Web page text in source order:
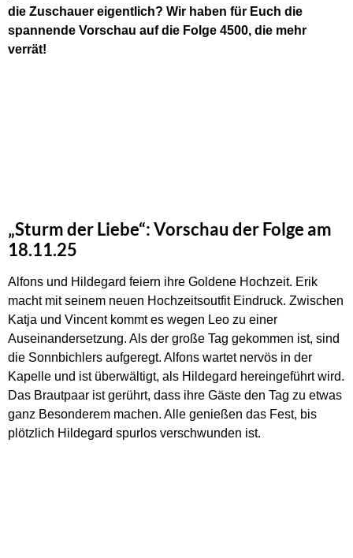
die Zuschauer eigentlich? Wir haben für Euch die
spannende Vorschau auf die Folge 4500, die mehr
verrät!
„Sturm der Liebe“: Vorschau der Folge am
18.11.25
Alfons und Hildegard feiern ihre Goldene Hochzeit. Erik
macht mit seinem neuen Hochzeitsoutfit Eindruck. Zwischen
Katja und Vincent kommt es wegen Leo zu einer
Auseinandersetzung. Als der große Tag gekommen ist, sind
die Sonnbichlers aufgeregt. Alfons wartet nervös in der
Kapelle und ist überwältigt, als Hildegard hereingeführt wird.
Das Brautpaar ist gerührt, dass ihre Gäste den Tag zu etwas
ganz Besonderem machen. Alle genießen das Fest, bis
plötzlich Hildegard spurlos verschwunden ist.